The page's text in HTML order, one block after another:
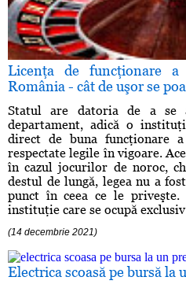
Licenţa de funcţionare
România - cât de uşor se
Statul are datoria de a se
departament, adică o
direct de buna funcţionare
respectate legile în vigoare.
în cazul jocurilor de noroc,
destul de lungă, legea nu a
punct în ceea ce le
instituţie care se ocupă
(14 decembrie 2021)
Electrica scoasă pe bursă la